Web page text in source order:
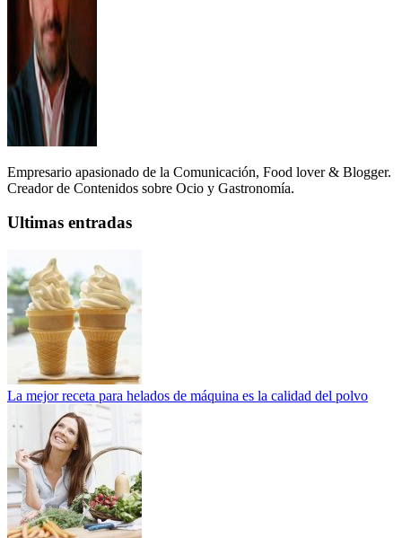
Empresario apasionado de la Comunicación, Food lover & Blogger.
Creador de Contenidos sobre Ocio y Gastronomía.
Ultimas entradas
La mejor receta para helados de máquina es la calidad del polvo